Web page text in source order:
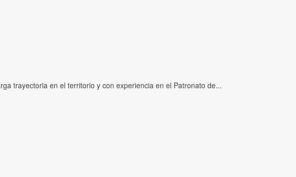
trayectoria en el territorio y con experiencia en el Patronato de...